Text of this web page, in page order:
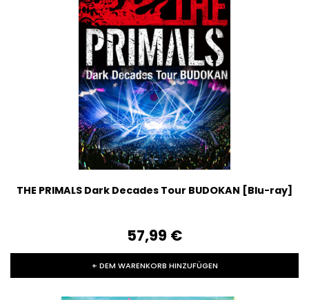
THE PRIMALS Dark Decades Tour BUDOKAN [Blu-ray]
57,99‎ ‎€
+ DEM WARENKORB HINZUFÜGEN